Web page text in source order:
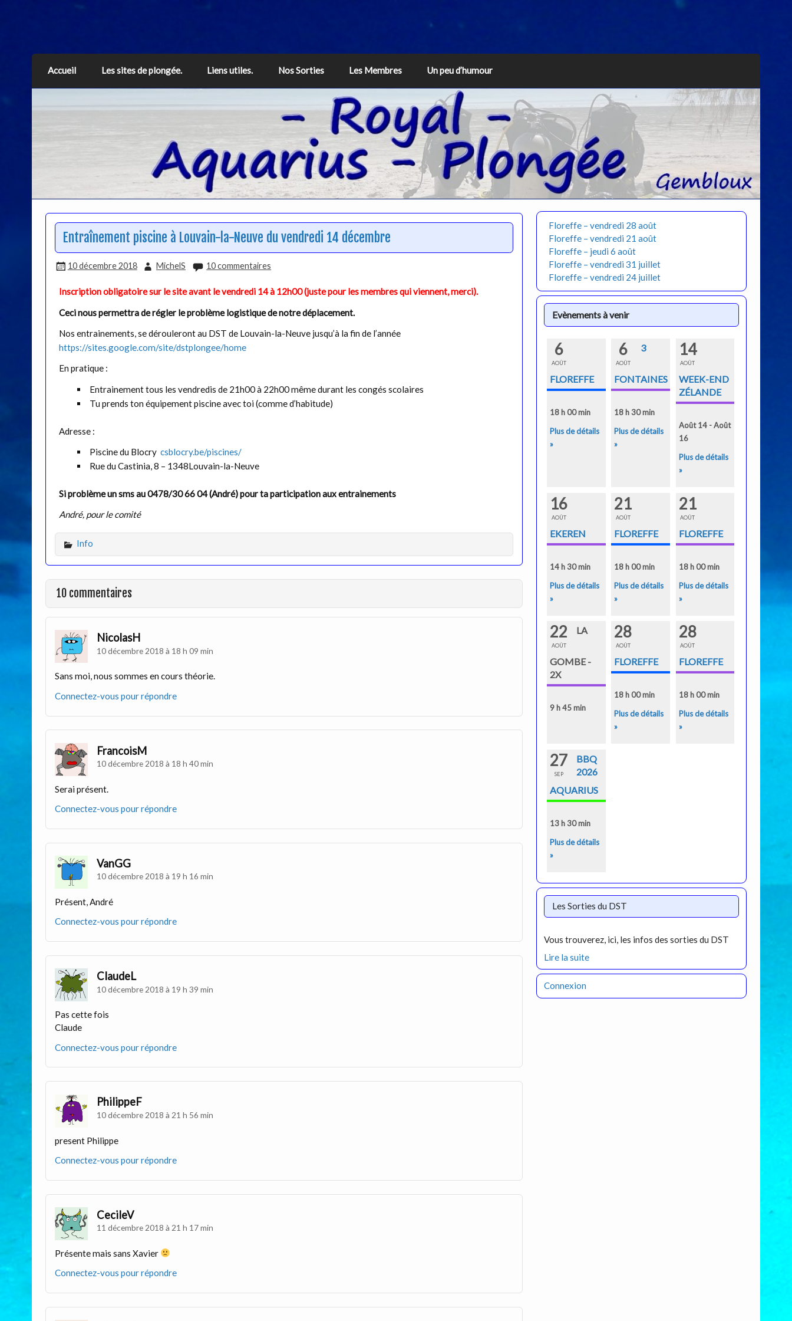
Aquarius
Accueil Les sites de plongée. Liens utiles. Nos Sorties Les Membres Un peu d’humour
Entraînement piscine à Louvain-la-Neuve du vendredi 14 décembre
10 décembre 2018 MichelS 10 commentaires
Inscription obligatoire sur le site avant le vendredi 14 à 12h00 (juste pour les membres qui viennent, merci).
Ceci nous permettra de régler le problème logistique de notre déplacement.
Nos entrainements, se dérouleront au DST de Louvain-la-Neuve jusqu’à la fin de l’année
https://sites.google.com/site/dstplongee/home
En pratique :
Entrainement tous les vendredis de 21h00 à 22h00 même durant les congés scolaires
Tu prends ton équipement piscine avec toi (comme d’habitude)
Adresse :
Piscine du Blocry csblocry.be/piscines/
Rue du Castinia, 8 – 1348Louvain-la-Neuve
Si problème un sms au 0478/30 66 04 (André) pour ta participation aux entrainements
André, pour le comité
Info
10 commentaires
NicolasH
10 décembre 2018 à 18 h 09 min
Sans moi, nous sommes en cours théorie.
Connectez-vous pour répondre
FrancoisM
10 décembre 2018 à 18 h 40 min
Serai présent.
Connectez-vous pour répondre
VanGG
10 décembre 2018 à 19 h 16 min
Présent, André
Connectez-vous pour répondre
ClaudeL
10 décembre 2018 à 19 h 39 min
Pas cette fois
Claude
Connectez-vous pour répondre
PhilippeF
10 décembre 2018 à 21 h 56 min
present Philippe
Connectez-vous pour répondre
CecileV
11 décembre 2018 à 21 h 17 min
Présente mais sans Xavier
Connectez-vous pour répondre
Floreffe – vendredi 28 août
Floreffe – vendredi 21 août
Floreffe – jeudi 6 août
Floreffe – vendredi 31 juillet
Floreffe – vendredi 24 juillet
Evènements à venir
6
AOÛT
FLOREFFE
18 h 00 min
Plus de détails
»
6
AOÛT
3
FONTAINES
18 h 30 min
Plus de détails
»
14
AOÛT
WEEK-END
ZÉLANDE
Août 14 - Août
16
Plus de détails
»
16
AOÛT
EKEREN
14 h 30 min
Plus de détails
»
21
AOÛT
FLOREFFE
18 h 00 min
Plus de détails
»
21
AOÛT
FLOREFFE
18 h 00 min
Plus de détails
»
22
AOÛT
LA
GOMBE -
2X
9 h 45 min
28
AOÛT
FLOREFFE
18 h 00 min
Plus de détails
»
28
AOÛT
FLOREFFE
18 h 00 min
Plus de détails
»
27
SEP
BBQ
2026
AQUARIUS
13 h 30 min
Plus de détails
»
Les Sorties du DST
Vous trouverez, ici, les infos des sorties du DST
Lire la suite
Connexion